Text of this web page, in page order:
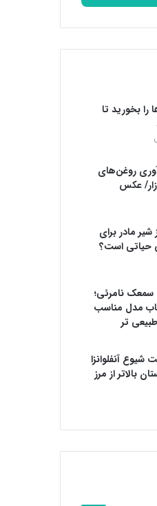
را بخورید تا
روغن‌های
عکس
شیر مادر برای
حیاتی است؟
سمعک نامرئی؛
مدل مناسب
تر
آنفلوانزا
۲ استان بالاتر از مرز